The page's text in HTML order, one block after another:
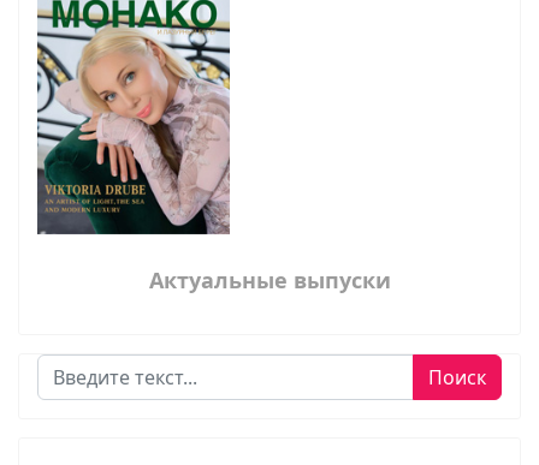
Актуальные выпуски
Поиск Поиск